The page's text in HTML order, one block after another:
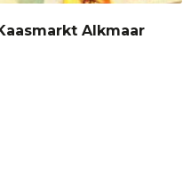
Alkmaar